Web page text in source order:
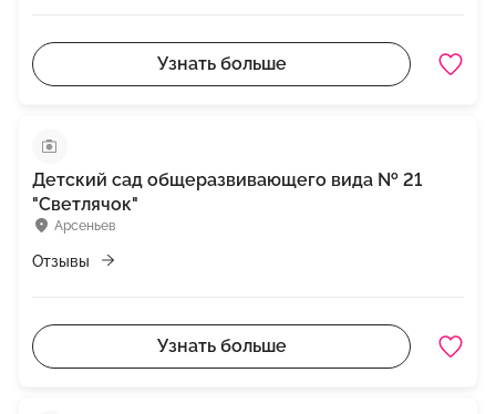
Узнать больше
Арсеньев
Детский сад общеразвивающего вида № 21
"Светлячок"
Отзывы
Узнать больше